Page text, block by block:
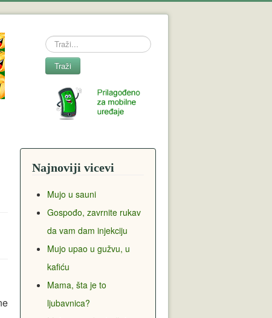
Search
Traži
Najnoviji vicevi
Mujo u sauni
Gospođo, zavrnite rukav
da vam dam injekciju
Mujo upao u gužvu, u
kafiću
Mama, šta je to
ljubavnica?